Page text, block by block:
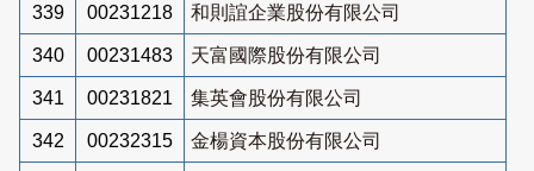
339 00231218 和則誼企業股份有限公司
340 00231483 天富國際股份有限公司
341 00231821 集英會股份有限公司
342 00232315 金楊資本股份有限公司